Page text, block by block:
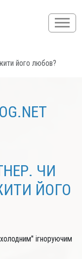
його любов?
ЧИ
ЙОГО
ігноруючим